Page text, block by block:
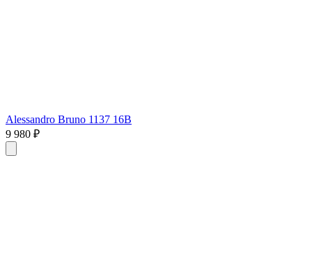
Alessandro Bruno 1137 16B
9 980 ₽